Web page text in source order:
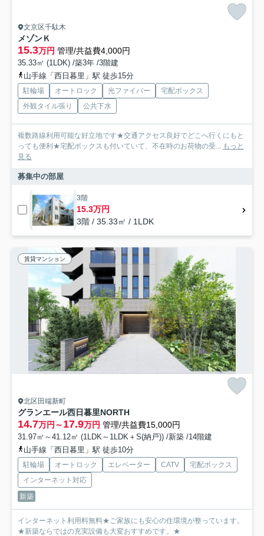
文京区千駄木
メゾンＫ
15.3万円 管理/共益費4,000円
35.33㎡ (1LDK) /築3年 /3階建
山手線「西日暮里」駅 徒歩15分
駐輪場 オートロック 光ファイバー
宅配ボックス
外観タイル張り
公共下水
複数路線利用可能な好立地です★交通アクセス良好でどこへ行くにもと
っても便利★宅配ボックスも付いていて、不在時のお荷物の受...
もっと
見る
募集中の部屋
3階
15.3万円
3階 / 35.33㎡ / 1LDK
賃貸マンション
北区田端新町
グランエール西日暮里NORTH
14.7万円～17.9万円 管理/共益費15,000円
31.97㎡～41.12㎡ (1LDK～1LDK＋S(納戸)) /新築 /14階建
山手線「西日暮里」駅 徒歩10分
駐輪場 オートロック エレベーター CATV
宅配ボックス
インターネット対応
新築
インターネット利用料無料★ご家族にも安心の住環境が整っています。
★新築ならではの充実設備も大変おすすめです。★